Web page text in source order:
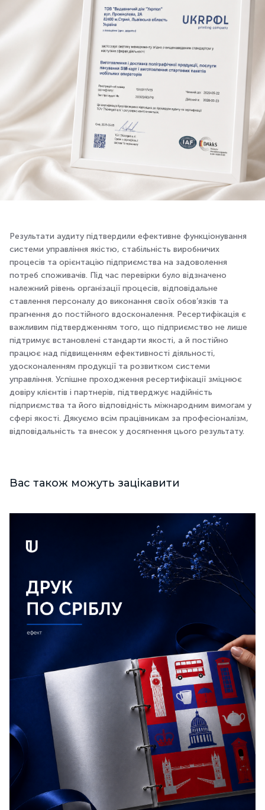
Результати аудиту підтвердили ефективне функціонування
системи управління якістю, стабільність виробничих
процесів та орієнтацію підприємства на задоволення
потреб споживачів. Під час перевірки було відзначено
належний рівень організації процесів, відповідальне
ставлення персоналу до виконання своїх обов’язків та
прагнення до постійного вдосконалення. Ресертифікація є
важливим підтвердженням того, що підприємство не лише
підтримує встановлені стандарти якості, а й постійно
працює над підвищенням ефективності діяльності,
удосконаленням продукції та розвитком системи
управління. Успішне проходження ресертифікації зміцнює
довіру клієнтів і партнерів, підтверджує надійність
підприємства та його відповідність міжнародним вимогам у
сфері якості. Дякуємо всім працівникам за професіоналізм,
відповідальність та внесок у досягнення цього результату.
Вас також можуть зацікавити